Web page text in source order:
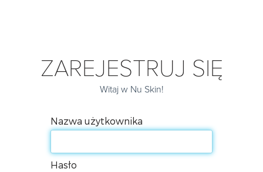
ZAREJESTRUJ SIĘ
Witaj w Nu Skin!
Nazwa użytkownika
Hasło